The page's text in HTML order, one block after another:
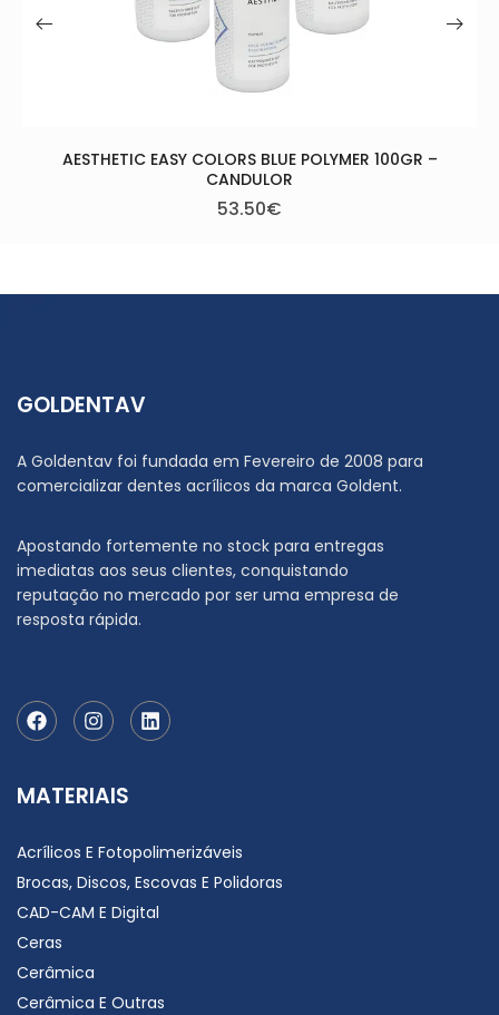
100GR –
GOLDENTAV
A Goldentav foi fundada em Fevereiro de 2008 para
comercializar dentes acrílicos da marca Goldent.
Apostando fortemente no stock para entregas
imediatas aos seus clientes, conquistando
reputação no mercado por ser uma empresa de
resposta rápida.
MATERIAIS
Acrílicos E Fotopolimerizáveis
Brocas, Discos, Escovas E Polidoras
CAD-CAM E Digital
Ceras
Cerâmica
Cerâmica E Outras